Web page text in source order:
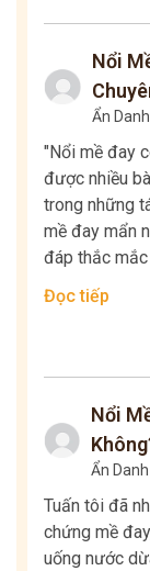
Nổi
Ẩn Danh
"Nổi mề đay
được nhiều
trong những
mề đay mẩn
đáp thắc mắc
Đọc tiếp
Nổi
Ẩn Danh
Tuấn tôi đã
chứng mề
uống nước